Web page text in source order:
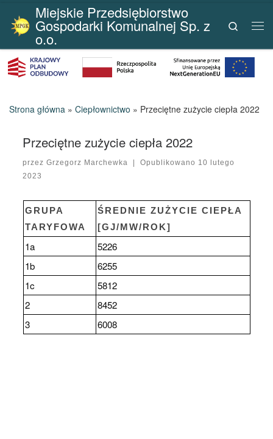
Przejdź do treści
Miejskie Przedsiębiorstwo
Gospodarki Komunalnej Sp. z
o.o.
Search
Strona główna » Ciepłownictwo » Przeciętne zużycie ciepła 2022
Przeciętne zużycie ciepła 2022
przezGrzegorz Marchewka | Opublikowano 10 lutego
2023
GRUPA
TARYFOWA
ŚREDNIE ZUŻYCIE CIEPŁA
[GJ/MW/ROK]
1a
5226
1b
6255
1c
5812
2
8452
3
6008